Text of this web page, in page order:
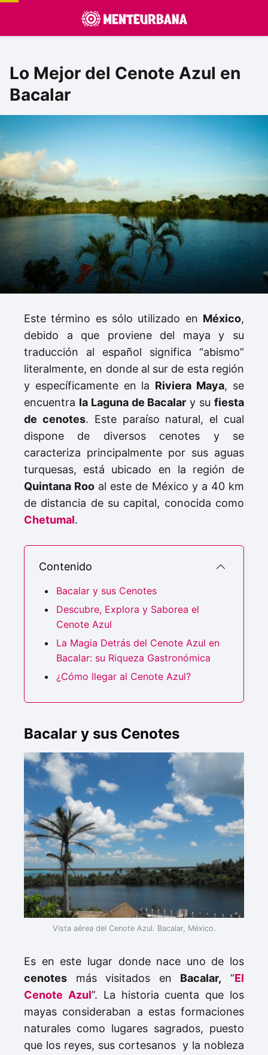
Lo Mejor del Cenote Azul en
Bacalar
Este término es sólo utilizado en México,
debido a que proviene del maya y su
traducción al español significa “abismo”
literalmente, en donde al sur de esta región
y específicamente en la Riviera Maya, se
encuentra la Laguna de Bacalar y sufiesta
de cenotes. Este paraíso natural, el cual
dispone de diversos cenotes y se
caracteriza principalmente por sus aguas
turquesas, está ubicado en la región de
Quintana Roo al este de México y a 40 km
de distancia de su capital, conocida como
Chetumal.
Contenido
Bacalar y sus Cenotes
Descubre, Explora y Saborea el
Cenote Azul
La Magia Detrás del Cenote Azul en
Bacalar: su Riqueza Gastronómica
¿Cómo llegar al Cenote Azul?
Bacalar y sus Cenotes
Vista aérea del Cenote Azul. Bacalar, México.
Es en este lugar donde nace uno de los
cenotes más visitados en Bacalar, “El
Cenote Azul”. La historia cuenta que los
mayas consideraban a estas formaciones
naturales como lugares sagrados, puesto
que los reyes, sus cortesanos y la nobleza